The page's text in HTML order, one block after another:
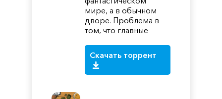
мире, а в обычном
дворе. Проблема в
том, что главные
Скачать торрент